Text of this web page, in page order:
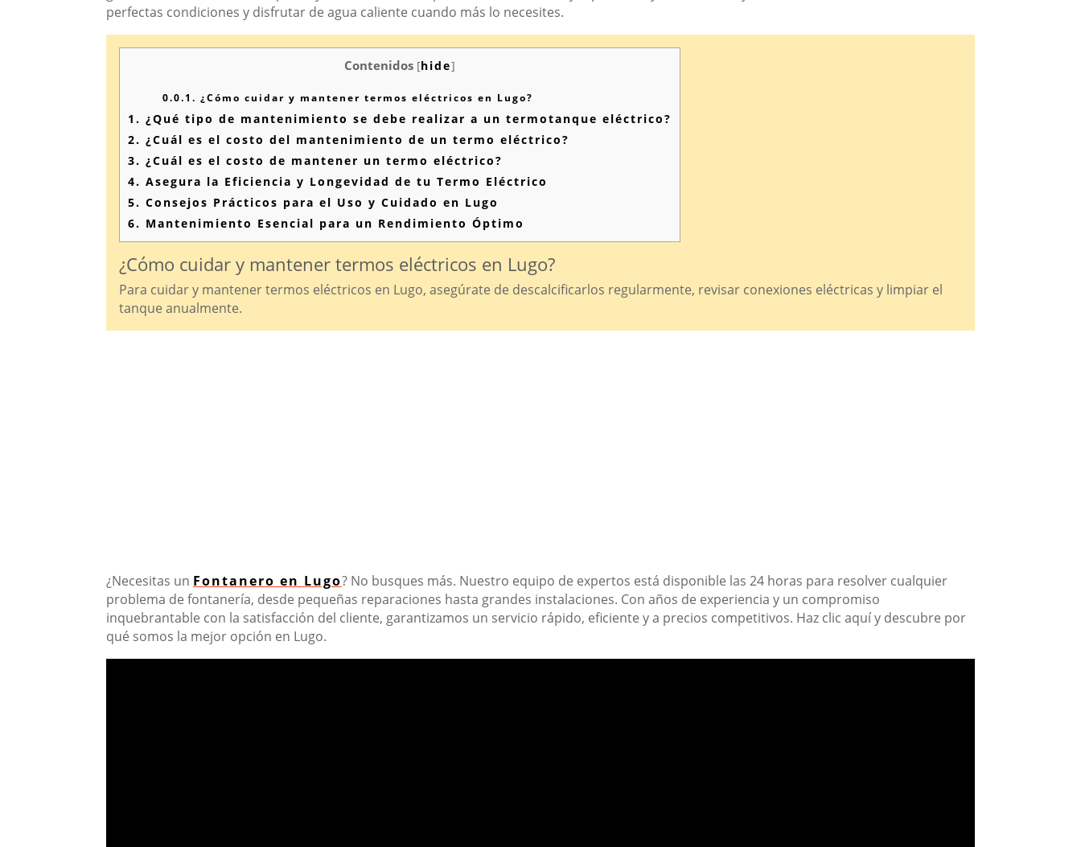
perfectas condiciones y disfrutar de agua caliente cuando más lo necesites.
Contenidos [hide]
0.0.1. ¿Cómo cuidar y mantener termos eléctricos en Lugo?
1. ¿Qué tipo de mantenimiento se debe realizar a un termotanque eléctrico?
2. ¿Cuál es el costo del mantenimiento de un termo eléctrico?
3. ¿Cuál es el costo de mantener un termo eléctrico?
4. Asegura la Eficiencia y Longevidad de tu Termo Eléctrico
5. Consejos Prácticos para el Uso y Cuidado en Lugo
6. Mantenimiento Esencial para un Rendimiento Óptimo
¿Cómo cuidar y mantener termos eléctricos en Lugo?
Para cuidar y mantener termos eléctricos en Lugo, asegúrate de descalcificarlos regularmente, revisar conexiones eléctricas y limpiar el
tanque anualmente.
¿Necesitas un Fontanero en Lugo? No busques más. Nuestro equipo de expertos está disponible las 24 horas para resolver cualquier
problema de fontanería, desde pequeñas reparaciones hasta grandes instalaciones. Con años de experiencia y un compromiso
inquebrantable con la satisfacción del cliente, garantizamos un servicio rápido, eficiente y a precios competitivos. Haz clic aquí y descubre por
qué somos la mejor opción en Lugo.